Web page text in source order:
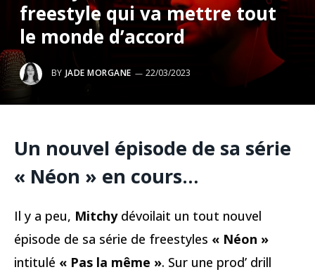
freestyle qui va mettre tout
le monde d’accord
BY JADE MORGANE 22/03/2023
Un nouvel épisode de sa série
« Néon » en cours…
Il y a peu, Mitchydévoilait un tout nouvel
épisode de sa série de freestyles « Néon »
intitulé « Pas la même ». Sur une prod’ drill